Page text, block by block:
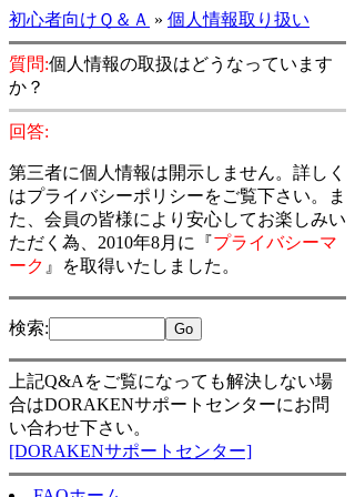
初心者向けＱ＆Ａ » 個人情報取り扱い
質問:個人情報の取扱はどうなっています
か？
回答:
第三者に個人情報は開示しません。詳しく
はプライバシーポリシーをご覧下さい。ま
た、会員の皆様により安心してお楽しみい
ただく為、2010年8月に『プライバシーマ
ーク 』を取得いたしました。
検索:
上記Q&Aをご覧になっても解決しない場
合はDORAKENサポートセンターにお問
い合わせ下さい。
[DORAKENサポートセンター]